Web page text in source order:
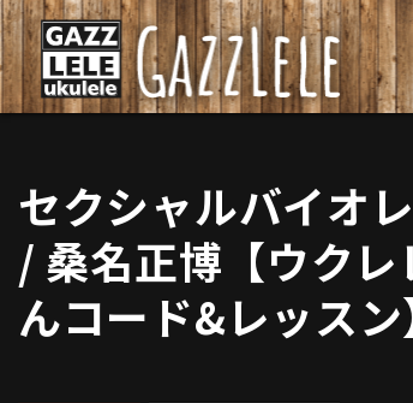
セクシャルバイオ
/ 桑名正博【ウクレ
んコード&レッスン